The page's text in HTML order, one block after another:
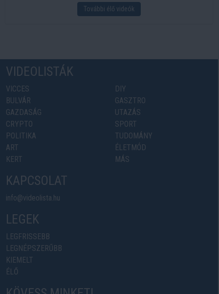
További élő videók
VIDEOLISTÁK
VICCES
BULVÁR
GAZDASÁG
CRYPTO
POLITIKA
ART
KERT
DIY
GASZTRO
UTAZÁS
SPORT
TUDOMÁNY
ÉLETMÓD
MÁS
KAPCSOLAT
info@videolista.hu
LEGEK
LEGFRISSEBB
LEGNÉPSZERŰBB
KIEMELT
ÉLŐ